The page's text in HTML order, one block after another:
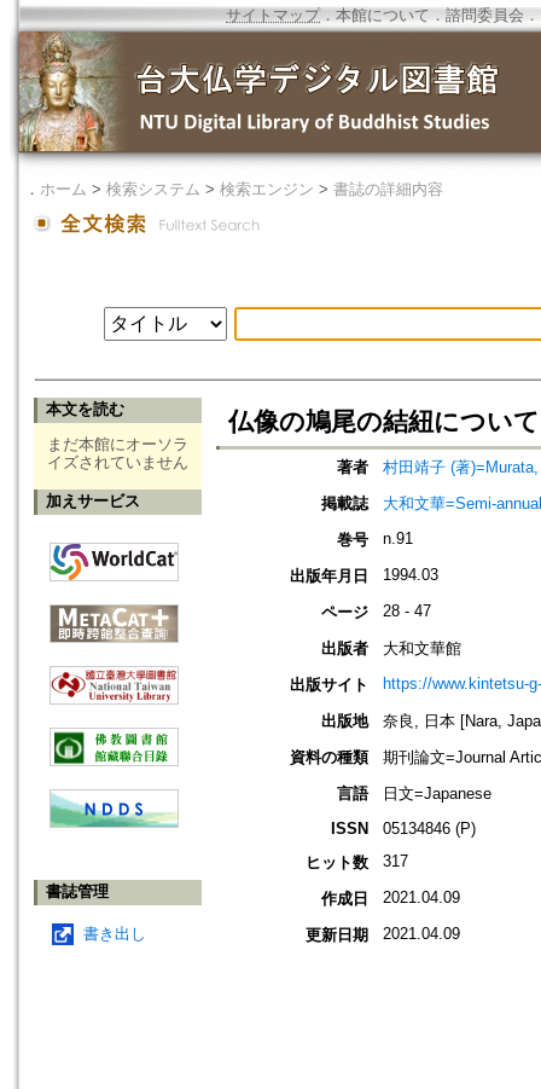
サイトマップ．本館について ． 諮問委員会 ．
． ホーム > 検索システム > 検索エンジン > 書誌の詳細内容
本文を読む
まだ本館にオーソラ
イズされていません
加えサービス
書誌管理
書き出し
仏像の鳩尾の結紐につい
著者
村田靖子 (著
掲載誌
大和文華=Semi-
巻号
n.91
出版年月日 1994.03
ページ 28 - 47
出版者
大和文華館
出版サイト
https://www.kintetsu-
出版地
奈良, 日本 [Nara,
資料の種類
期刊論文=Journal
言語
日文=Japanese
ISSN
05134846 (P)
ヒット数
317
作成日 2021.04.09
更新日期 2021.04.09